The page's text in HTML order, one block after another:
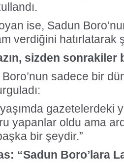
ise, Sadun
verdiğini hatırlatarak
yazın, sizden
sadece bir
gazetelerdeki
yapanlar oldu ama
bir şeydir.”
“Sadun Boro’lara